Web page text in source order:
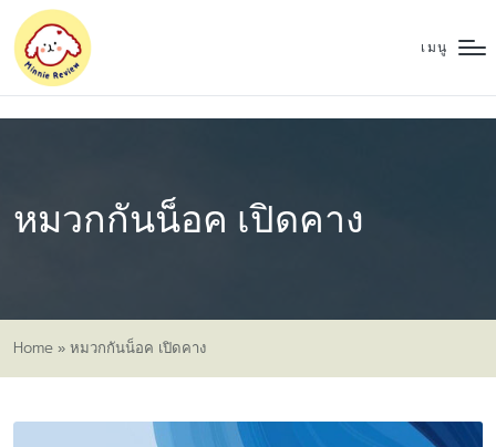
เมนู
หมวกกันน็อค เปิดคาง
Home » หมวกกันน็อค เปิดคาง